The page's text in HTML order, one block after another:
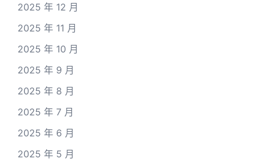
2025 年 12 月
2025 年 11 月
2025 年 10 月
2025 年 9 月
2025 年 8 月
2025 年 7 月
2025 年 6 月
2025 年 5 月